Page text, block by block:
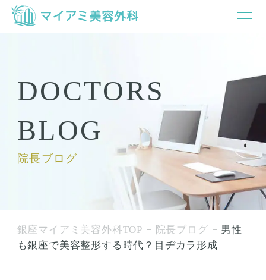
DOCTORS
BLOG
院長ブログ
銀座マイアミ美容外科TOP 院長ブログ
男性
も銀座で美容整形する時代？目ヂカラ形成